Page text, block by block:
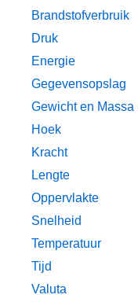
Brandstofverbruik
Druk
Energie
Gegevensopslag
Gewicht en Massa
Hoek
Kracht
Lengte
Oppervlakte
Snelheid
Temperatuur
Tijd
Valuta